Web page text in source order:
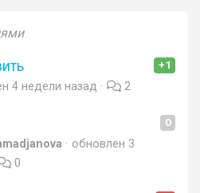
+1
4 недели назад 2
0
обновлен 3
0